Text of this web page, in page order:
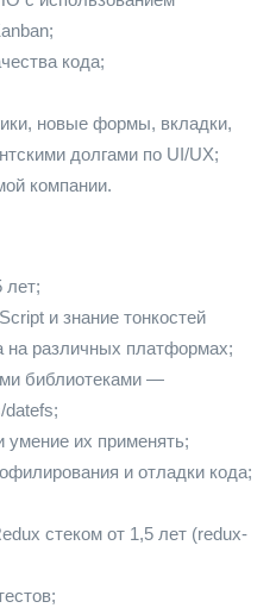
кода;
новые формы, вкладки,
долгами по UI/UX;
компании.
лет;
и знание тонкостей
на различных платформах;
библиотеками —
datefs;
умение их применять;
и отладки кода;
стеком от 1,5 лет (redux-